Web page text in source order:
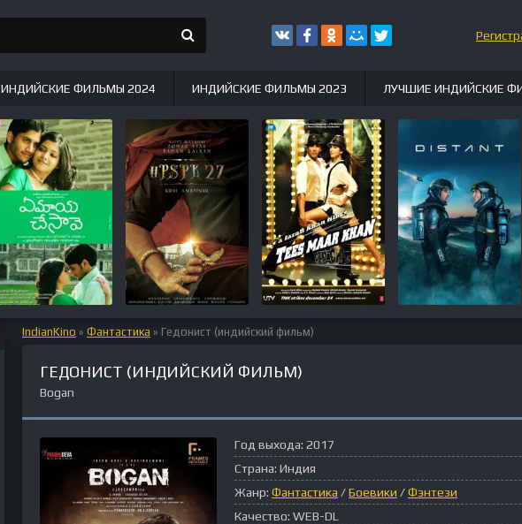
IndianKino » Фантастика » Гедонист (индийский фильм)
ГЕДОНИСТ (ИНДИЙСКИЙ ФИЛЬМ)
Bogan
Год выхода: 2017
Страна: Индия
Жанр: Фантастика /Боевики /Фэнтези
Качество: WEB-DL
ИНДИЙСКИЕ ФИЛЬМЫ 2024 ИНДИЙСКИЕ ФИЛЬМЫ 2023 ЛУЧШИЕ ИНДИЙСКИЕ